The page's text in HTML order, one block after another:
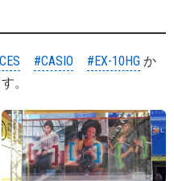
#CASIO #EX-10HG か
。